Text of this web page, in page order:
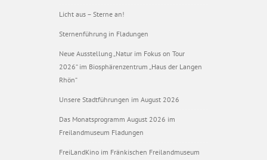
Licht aus – Sterne an!
Sternenführung in Fladungen
Neue Ausstellung „Natur im Fokus on Tour
2026“ im Biosphärenzentrum „Haus der Langen
Rhön“
Unsere Stadtführungen im August 2026
Das Monatsprogramm August 2026 im
Freilandmuseum Fladungen
FreiLandKino im Fränkischen Freilandmuseum